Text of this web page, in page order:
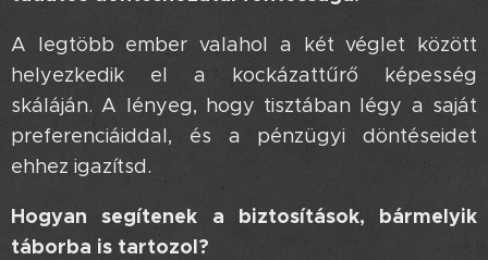
A legtöbb ember valahol a két véglet között
helyezkedik el a kockázattűrő képesség
skáláján. A lényeg, hogy tisztában légy a saját
preferenciáiddal, és a pénzügyi döntéseidet
ehhez igazítsd.
Hogyan segítenek a biztosítások, bármelyik
táborba is tartozol?